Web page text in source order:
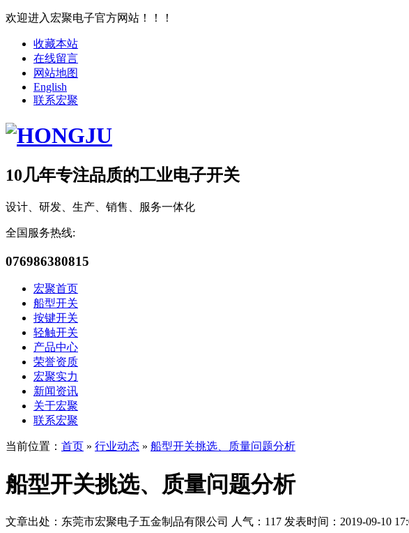
欢迎进入宏聚电子官方网站！！！
收藏本站
在线留言
网站地图
English
联系宏聚
10几年专注品质的工业电子开关
设计、研发、生产、销售、服务一体化
全国服务热线:
076986380815
宏聚首页
船型开关
按键开关
轻触开关
产品中心
荣誉资质
宏聚实力
新闻资讯
关于宏聚
联系宏聚
当前位置： 首页 » 行业动态 » 船型开关挑选、质量问题分析
船型开关挑选、质量问题分析
文章出处：东莞市宏聚电子五金制品有限公司 人气：117 发表时间：2019-09-10